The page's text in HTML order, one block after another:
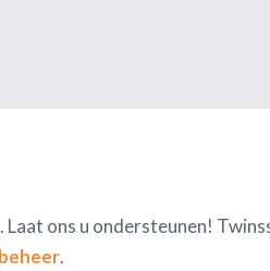
ons u ondersteunen!
.